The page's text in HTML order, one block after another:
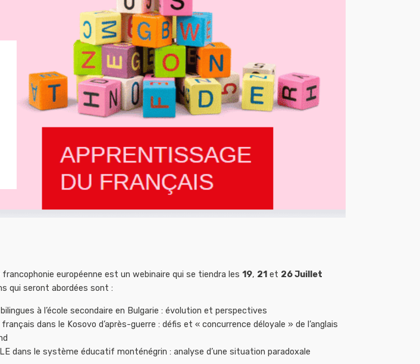
européenne est un webinaire qui se tiendra les 19, 21 et 26 Juillet
qui seront abordées sont :
à l’école secondaire en Bulgarie : évolution et perspectives
français dans le Kosovo d’après-guerre : défis et « concurrence déloyale » de l’anglais
dans le système éducatif monténégrin : analyse d’une situation paradoxale